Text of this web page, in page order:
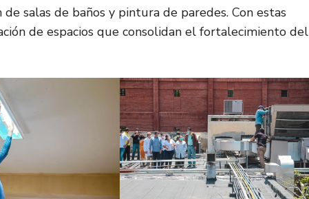
salas de baños y pintura de paredes. Con estas
de espacios que consolidan el fortalecimiento del